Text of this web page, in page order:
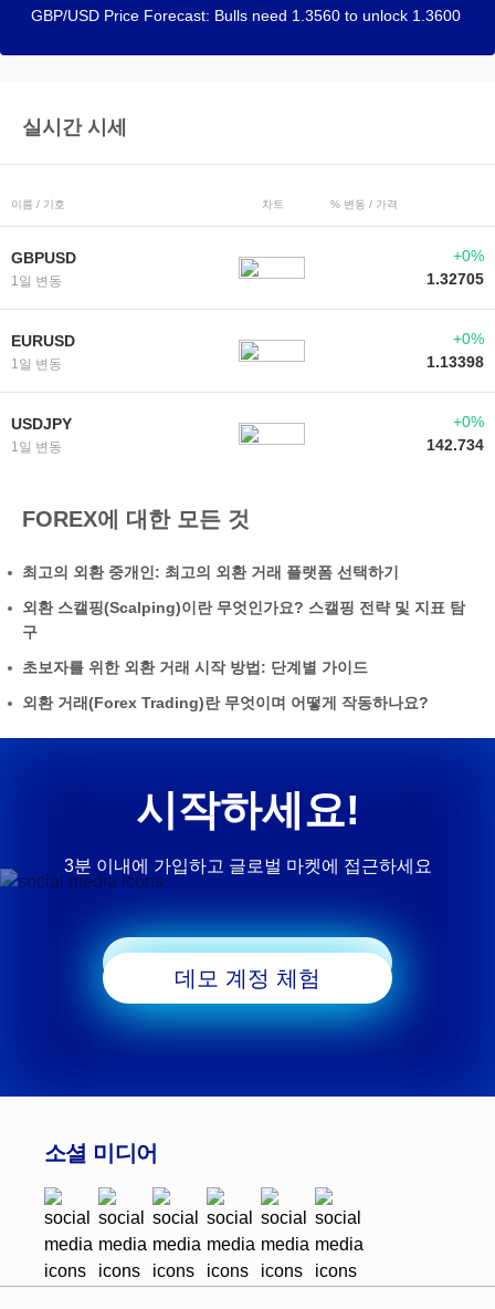
GBP/USD Price Forecast: Bulls need 1.3560 to unlock 1.3600
실시간 시세
이름 / 기호 차트 % 변동 / 가격
GBPUSD
1일 변동
+0%
1.32705
EURUSD
1일 변동
+0%
1.13398
USDJPY
1일 변동
+0%
142.734
FOREX에 대한 모든 것
최고의 외환 중개인: 최고의 외환 거래 플랫폼 선택하기
외환 스캘핑(Scalping)이란 무엇인가요? 스캘핑 전략 및 지표 탐
구
초보자를 위한 외환 거래 시작 방법: 단계별 가이드
외환 거래(Forex Trading)란 무엇이며 어떻게 작동하나요?
시작하세요!
3분 이내에 가입하고 글로벌 마켓에 접근하세요
데모 계정 체험
소셜 미디어